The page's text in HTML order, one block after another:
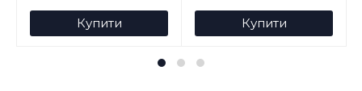
Купити Купити